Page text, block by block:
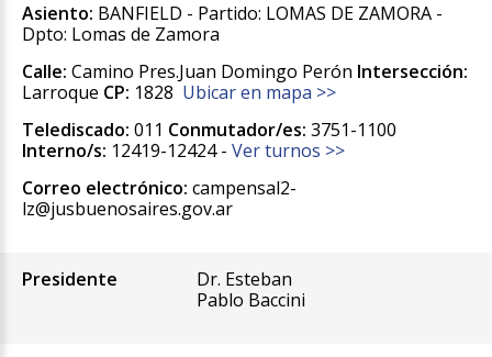
Asiento: BANFIELD - Partido: LOMAS DE ZAMORA -
Dpto: Lomas de Zamora
Calle: Camino Pres.Juan Domingo Perón Intersección:
Larroque CP: 1828 Ubicar en mapa >>
Telediscado: 011 Conmutador/es: 3751-1100
Interno/s: 12419-12424 - Ver turnos >>
Correo electrónico: campensal2-
lz@jusbuenosaires.gov.ar
Presidente
Dr. Esteban
Pablo Baccini